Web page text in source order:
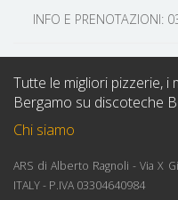
INFO E PRENOTAZIONI:
Tutte le migliori pizzerie,
Bergamo su discoteche
Chi siamo
ARS di Alberto Ragnoli - Via X
ITALY - P.IVA 03304640984